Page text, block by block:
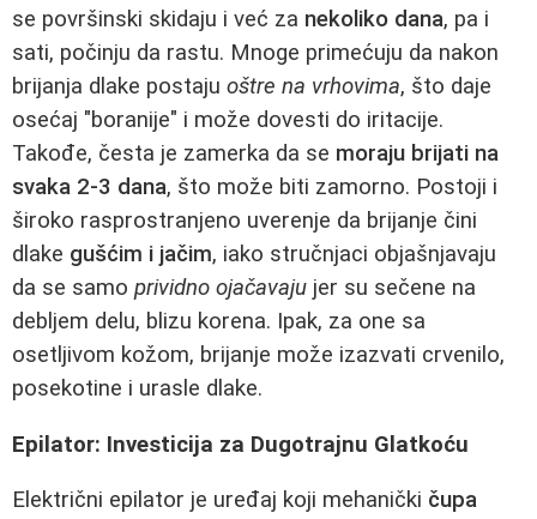
se površinski skidaju i već za nekoliko dana, pa i
sati, počinju da rastu. Mnoge primećuju da nakon
brijanja dlake postaju oštre na vrhovima, što daje
osećaj "boranije" i može dovesti do iritacije.
Takođe, česta je zamerka da se moraju brijati na
svaka 2-3 dana, što može biti zamorno. Postoji i
široko rasprostranjeno uverenje da brijanje čini
dlake gušćim i jačim, iako stručnjaci objašnjavaju
da se samo prividno ojačavaju jer su sečene na
debljem delu, blizu korena. Ipak, za one sa
osetljivom kožom, brijanje može izazvati crvenilo,
posekotine i urasle dlake.
Epilator: Investicija za Dugotrajnu Glatkoću
Električni epilator je uređaj koji mehanički čupa